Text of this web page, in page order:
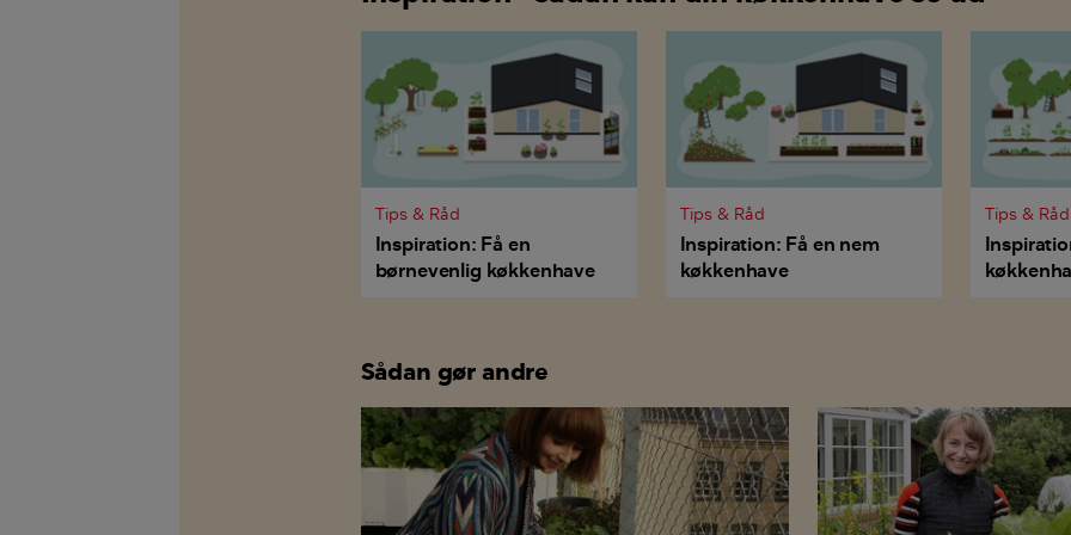
Tips & Råd
Inspiration: Få en
børnevenlig køkkenhave
Tips & Råd
Inspiration: Få en nem
køkkenhave
Tips & Råd
Sådan gør andre